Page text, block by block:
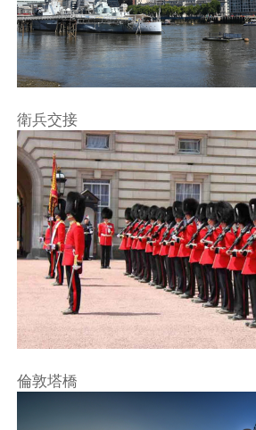
衛兵交接
倫敦塔橋